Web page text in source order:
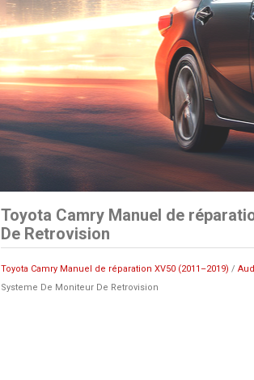
Toyota Camry Manuel de
De Retrovision
Toyota Camry Manuel de réparation XV50 (2011–2019) /
Systeme De Moniteur De Retrovision